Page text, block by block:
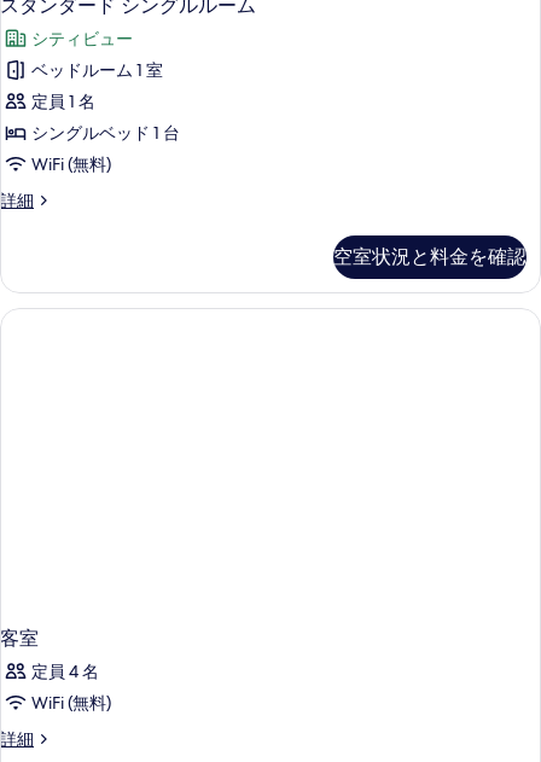
す
る
を
表
示
す
る
数
台)
の
す
べ
て
の
を
表
ベ
ッ
ド
(複
数
台)
の
詳
タ
ン
ダ
ー
ド
ン
ル
ル
を
表
示
す
る
スタンダード シングルルーム
シティビュー
ベッドルーム 1 室
定員 1 名
シングルベッド 1 台
WiFi (無料)
詳細
ス
ー
ド
シ
空室状況と料金を確認
客室
定員 4 名
WiFi (無料)
詳細
客